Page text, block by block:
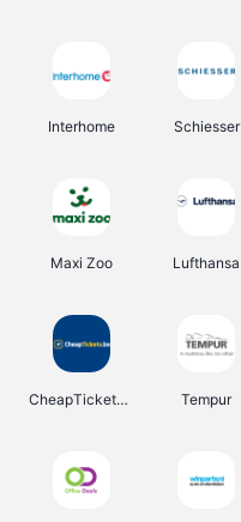
Interhome Schiesser
Maxi Zoo Lufthansa
CheapTickets.be Tempur